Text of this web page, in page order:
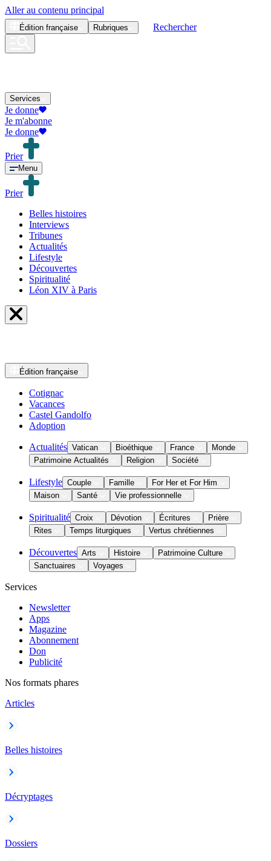
Aller au contenu principal
Édition française Rubriques Rechercher
Services
Je donne
Je m'abonne
Je donne
Prier
Menu
Prier
Belles histoires
Interviews
Tribunes
Actualités
Lifestyle
Découvertes
Spiritualité
Léon XIV à Paris
Édition française
Cotignac
Vacances
Castel Gandolfo
Adoption
Actualités Vatican Bioéthique France
Monde
Patrimoine Actualités
Religion Société
Lifestyle Couple Famille
For Her et For Him
Maison
Santé Vie professionnelle
Spiritualité Croix Dévotion Écritures
Prière
Rites
Temps liturgiques Vertus chrétiennes
Découvertes Arts Histoire
Patrimoine Culture
Sanctuaires
Voyages
Services
Newsletter
Apps
Magazine
Abonnement
Don
Publicité
Nos formats phares
Articles
Belles histoires
Décryptages
Dossiers